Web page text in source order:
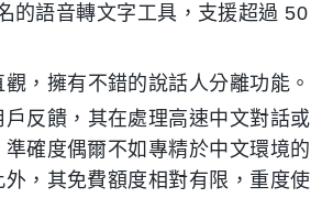
的語音轉文字工具，支援超過 50
觀，擁有不錯的說話人分離功能。
戶反饋，其在處理高速中文對話或
確度偶爾不如專精於中文環境的
外，其免費額度相對有限，重度使